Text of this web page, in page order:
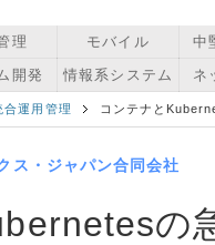
理 モバイル 中
開発 情報系システム ネ
合運用管理 コンテナと
ス・ジャパン合同会社
の